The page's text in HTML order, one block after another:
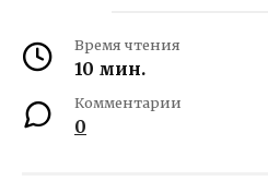
Время чтения
10 мин.
Комментарии
0